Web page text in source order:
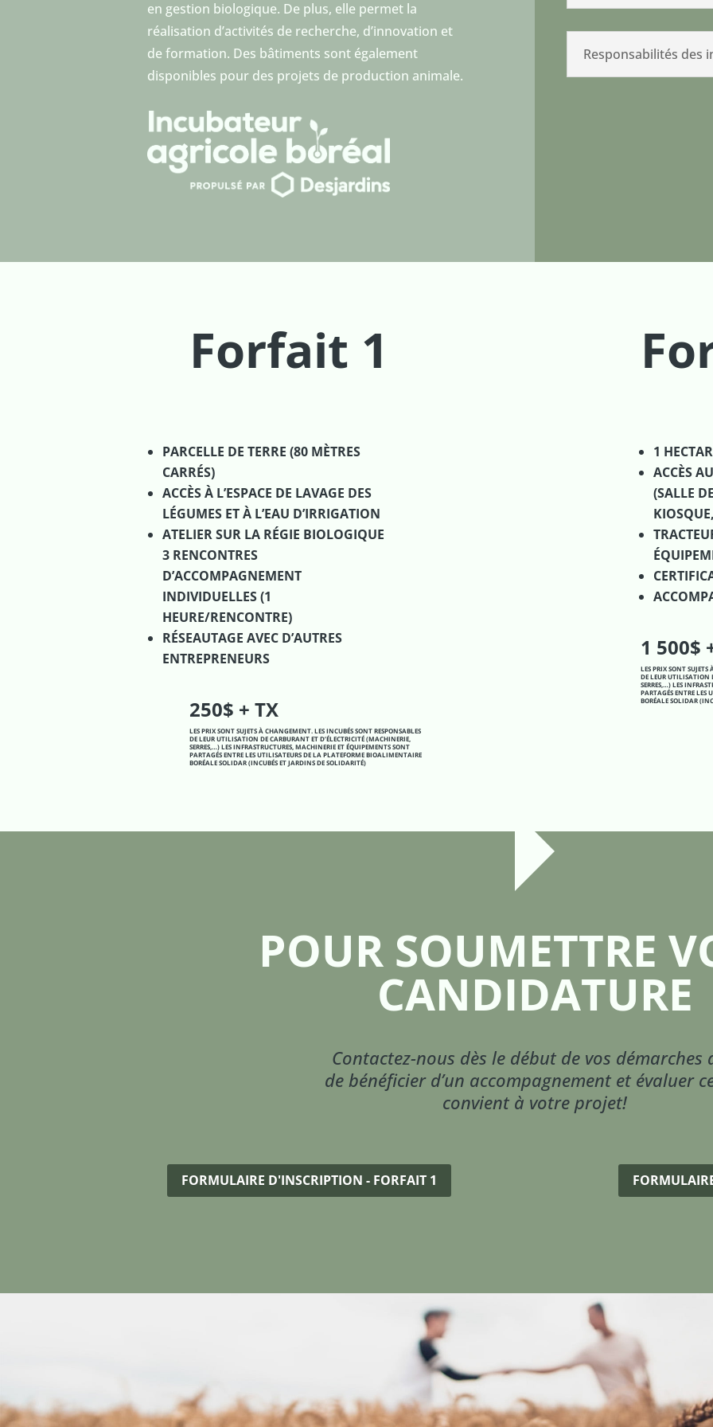
en gestion biologique. De plus, elle permet la
réalisation d’activités de recherche, d’innovation et
de formation. Des bâtiments sont également
disponibles pour des projets de production animale.
Responsabilités des
Forfait 1
PARCELLE DE TERRE (80 MÈTRES
CARRÉS)
ACCÈS À L’ESPACE DE LAVAGE DES
LÉGUMES ET À L’EAU D’IRRIGATION
ATELIER SUR LA RÉGIE BIOLOGIQUE
3 RENCONTRES
D’ACCOMPAGNEMENT
INDIVIDUELLES (1
HEURE/RENCONTRE)
RÉSEAUTAGE AVEC D’AUTRES
ENTREPRENEURS
250$ + TX
LES PRIX SONT SUJETS À CHANGEMENT. LES INCUBÉS SONT RESPONSABLES
DE LEUR UTILISATION DE CARBURANT ET D’ÉLECTRICITÉ (MACHINERIE,
SERRES,…) LES INFRASTRUCTURES, MACHINERIE ET ÉQUIPEMENTS SONT
PARTAGÉS ENTRE LES UTILISATEURS DE LA PLATEFORME BIOALIMENTAIRE
BORÉALE SOLIDAR (INCUBÉS ET JARDINS DE SOLIDARITÉ)
1
ACCÈS
(SALLE
1 500$
LES PRIX SONT
DE LEUR UTILISATION
SERRES,…) LES
PARTAGÉS ENTRE
BORÉALE SOLIDAR
POUR SOUMETTRE
CANDIDATURE
Contactez-nous dès le début de vos démarches
de bénéficier d’un accompagnement et évaluer
convient à votre projet!
FORMULAIRE D'INSCRIPTION - FORFAIT 1